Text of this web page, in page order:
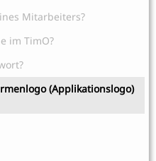
Mitarbeiters?
im TimO?
(Applikationslogo)